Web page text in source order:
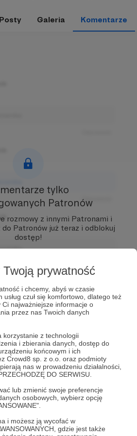
Twoją prywatność
i chcemy, abyś w czasie
usług czuł się komfortowo, dlatego też
najważniejsze informacje o
przez nas Twoich danych
korzystanie z technologii
i zbierania danych, dostęp do
końcowym i ich
Crowd8 sp. z o.o. oraz podmioty
nas w prowadzeniu działalności,
DO SERWISU.
lub zmienić swoje preferencje
osobowych, wybierz opcję
i możesz ją wycofać w
gdzie jest także
Posty Galeria Komentarze
Odpowiedz
Odpowiedz
tylko
Patronów
rozmowy z innymi Patronami i
do Patronów już teraz i odblokuj
dostęp!